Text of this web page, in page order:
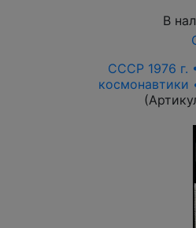
В
СССР 1976 г.
космонавтики